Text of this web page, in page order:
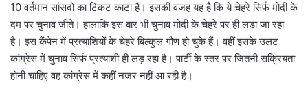
10 वर्तमान सांसदों का टिकट काटा है। इसकी वजह यह है कि ये चेहरे सिर्फ मोदी के
दम पर चुनाव जीते। हालांकि इस बार भी चुनाव मोदी के चेहरे पर ही लड़ा जा रहा
है। इस कैंपेन में प्रत्याशियों के चेहरे बिल्कुल गौण हो चुके हैं। वहीं इसके उलट
कांग्रेस में चुनाव सिर्फ प्रत्याशी ही लड़ रहा है। पार्टी के स्तर पर जितनी सक्रियता
होनी चाहिए वह कांग्रेस में कहीं नजर नहीं आ रही है।